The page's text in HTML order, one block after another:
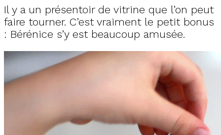
Il y a un présentoir de vitrine que l’on peut
faire tourner. C’est vraiment le petit bonus
: Bérénice s’y est beaucoup amusée.